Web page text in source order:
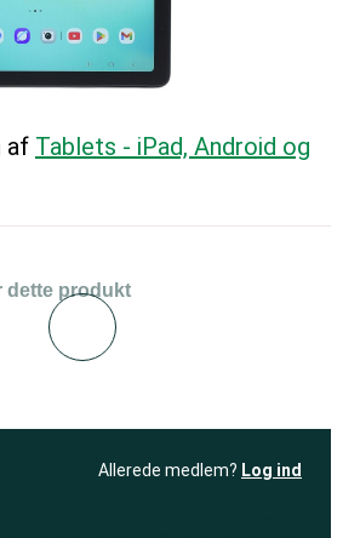
af Tablets - iPad, Android og
dette produkt
Allerede medlem? Log ind